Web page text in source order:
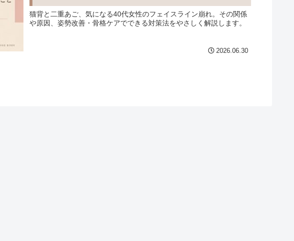
猫背と二重あご、気になる40代女性のフェイスライン崩れ。その関係
や原因、姿勢改善・骨格ケアでできる対策法をやさしく解説します。
2026.06.30